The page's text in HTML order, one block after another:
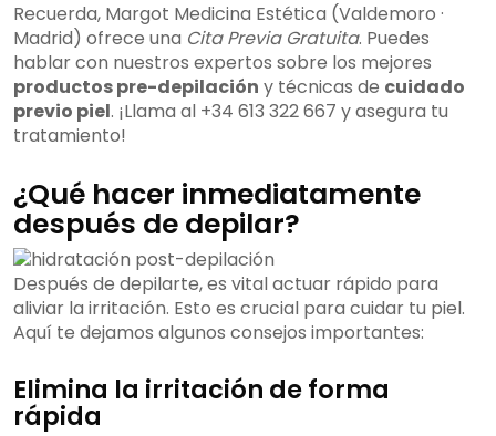
Recuerda, Margot Medicina Estética (Valdemoro ·
Madrid) ofrece una Cita Previa Gratuita. Puedes
hablar con nuestros expertos sobre los mejores
productos pre-depilación y técnicas de cuidado
previo piel. ¡Llama al +34 613 322 667 y asegura tu
tratamiento!
¿Qué hacer inmediatamente
después de depilar?
Después de depilarte, es vital actuar rápido para
aliviar la irritación. Esto es crucial para cuidar tu piel.
Aquí te dejamos algunos consejos importantes:
Elimina la irritación de forma
rápida